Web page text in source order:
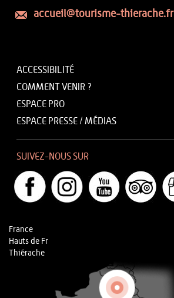
accueil@tourisme-thierache.fr
ACCESSIBILITÉ
COMMENT VENIR ?
ESPACE PRO
ESPACE PRESSE / MÉDIAS
SUIVEZ-NOUS SUR
France
Hauts de Fr
Thiérache